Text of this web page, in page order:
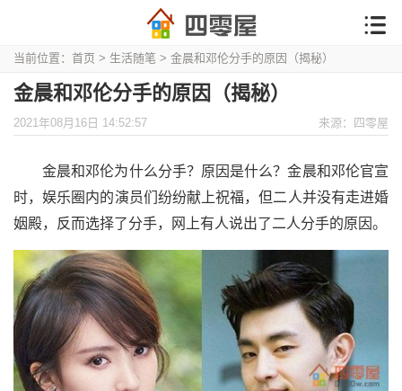
当前位置： 首页 > 生活随笔 > 金晨和邓伦分手的原因（揭秘）
金晨和邓伦分手的原因（揭秘）
2021年08月16日 14:52:57 来源：四零屋
金晨和邓伦为什么分手？原因是什么？金晨和邓伦官宣
时，娱乐圈内的演员们纷纷献上祝福，但二人并没有走进婚
姻殿，反而选择了分手，网上有人说出了二人分手的原因。